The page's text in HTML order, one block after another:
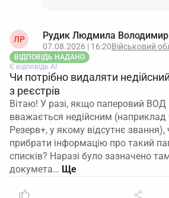
ЛР Рудик Людмила
07.08.2026 | 16:20Військовий
ВІДПОВІДЬ НАДАНО
Є відповідь АІ
Чи потрібно видаляти
з реєстрів
Вітаю! У разі, якщо паперовий ВОД
вважається недійсним (наприклад
Резерв+, у якому відсутнє звання),
прибрати інформацію про такий
списків? Наразі було зазначено
докумета…